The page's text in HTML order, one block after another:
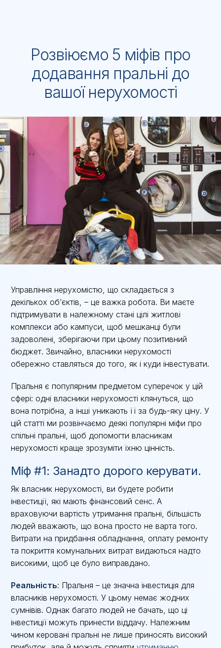
Розвіюємо 5 міфів про
додавання пральні до
вашої нерухомості
Управління нерухомістю, що складається з
декількох об’єктів, – це важка робота. Ви маєте
підтримувати в належному стані цілі житлові
комплекси або кампуси, щоб мешканці були
задоволені, зберігаючи при цьому позитивний
бюджет. Звичайно, власники нерухомості
обережно ставляться до того, як і куди інвестувати.
Пральня є популярним предметом суперечок у цій
сфері: одні власники нерухомості клянуться, що
вона потрібна, а інші уникають її за будь-яку ціну. У
цій статті ми розвінчаємо деякі популярні міфи про
спільні пральні, щоб допомогти власникам
нерухомості краще зрозуміти їхню цінність.
Міф #1: Занадто дорого керувати.
Як власник нерухомості, ви будете робити
інвестиції, які мають фінансовий сенс. А
враховуючи вартість утримання пральні, більшість
людей вважають, що вона просто не варта того.
Витрати на придбання обладнання, оплату ремонту
та покриття комунальних витрат видаються надто
високими, щоб це було виправдано.
Реальність: Пральня – це значна інвестиція для
власників нерухомості. У цьому немає жодних
сумнівів. Однак багато людей не бачать, що ці
інвестиції можуть принести віддачу. Належним
чином керовані пральні не лише приносять високий